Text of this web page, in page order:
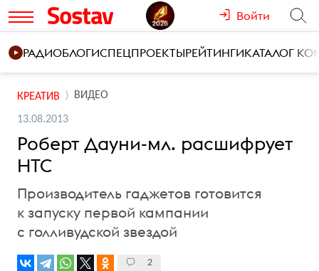
Войти
РАДИОБЛОГИСПЕЦПРОЕКТЫРЕЙТИНГИКАТАЛОГ
КРЕАТИВ ВИДЕО
13.08.2013
Роберт Дауни-мл. расшифрует
HTC
Производитель гаджетов готовится
к запуску первой кампании
с голливудской звездой
2